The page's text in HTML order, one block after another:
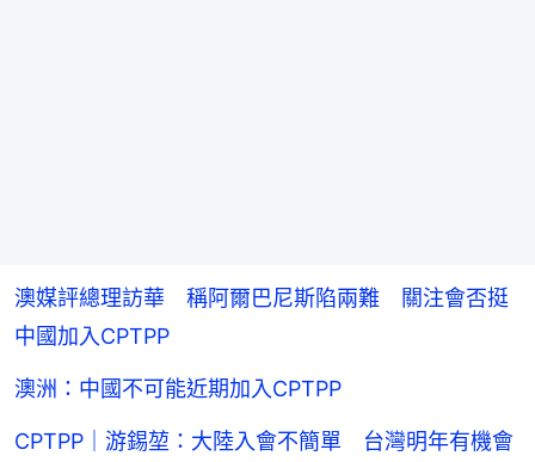
澳媒評總理訪華 稱阿爾巴尼斯陷兩難 關注會否挺
中國加入CPTPP
澳洲：中國不可能近期加入CPTPP
CPTPP｜游錫堃：大陸入會不簡單 台灣明年有機會